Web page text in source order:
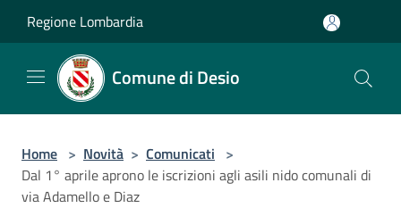
Regione Lombardia
Comune di Desio
Home > Novità > Comunicati >
Dal 1° aprile aprono le iscrizioni agli asili nido comunali di
via Adamello e Diaz